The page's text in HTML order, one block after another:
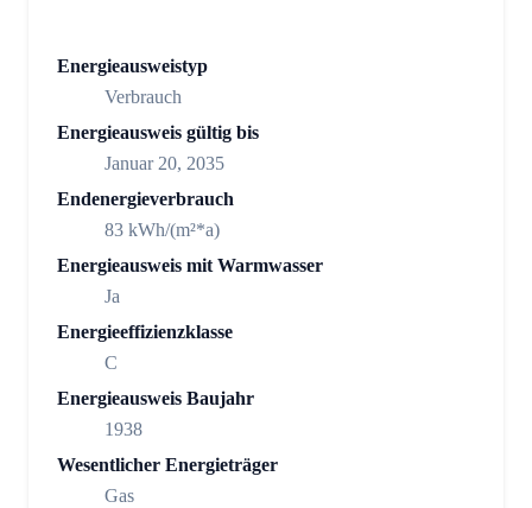
Energieausweistyp
Verbrauch
Energieausweis gültig bis
Januar 20, 2035
Endenergieverbrauch
83 kWh/(m²*a)
Energieausweis mit Warmwasser
Ja
Energieeffizienzklasse
C
Energieausweis Baujahr
1938
Wesentlicher Energieträger
Gas